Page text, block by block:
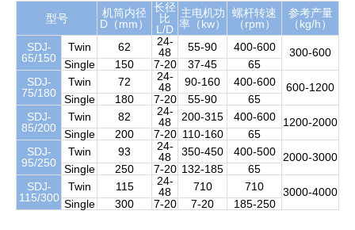
型号
机筒内径
D（mm）
长径
比
L/D
主电机功
率（kw）
螺杆转速
（rpm）
参考产量
（kg/h）
SDJ-
65/150
Twin 62
24-
48
55-90 400-600
300-600
Single
150 7-20 37-45
65
SDJ-
75/180
Twin 72
24-
48
90-160 400-600
600-1200
Single
180 7-20 55-90
65
SDJ-
85/200
Twin 82
24-
48
200-315 400-600
1200-2000
Single
200 7-20 110-160
65
SDJ-
95/250
Twin 93
24-
48
350-450 400-500 2000-3000
Single
250 7-20 132-185
65
SDJ-
115/300
Twin 115
24-
48
710 710
3000-4000
Single
300 7-20 7-20 185-250